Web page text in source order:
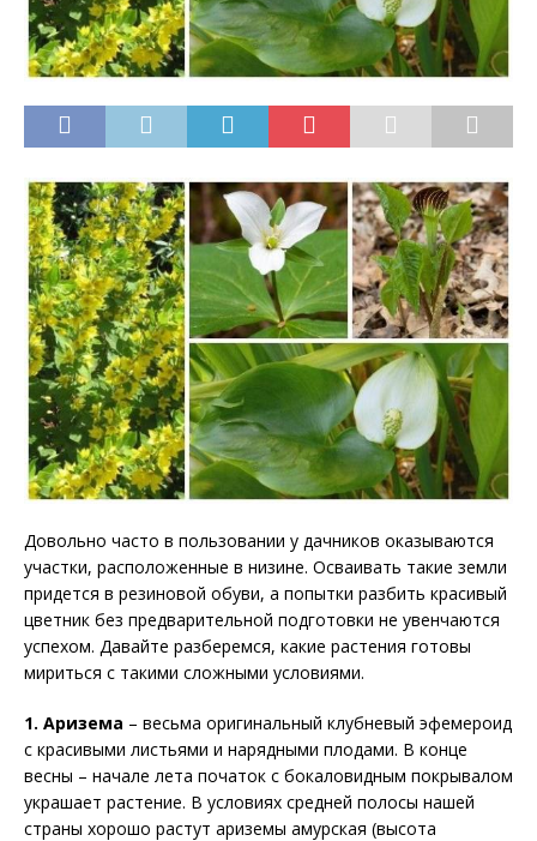
Довольно часто в пользовании у дачников оказываются
участки, расположенные в низине. Осваивать такие земли
придется в резиновой обуви, а попытки разбить красивый
цветник без предварительной подготовки не увенчаются
успехом. Давайте разберемся, какие растения готовы
мириться с такими сложными условиями.
1. Аризема – весьма оригинальный клубневый эфемероид
с красивыми листьями и нарядными плодами. В конце
весны – начале лета початок с бокаловидным покрывалом
украшает растение. В условиях средней полосы нашей
страны хорошо растут ариземы амурская (высота